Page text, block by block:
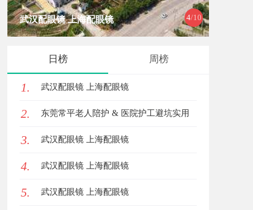
4/10
武汉配眼镜 上海配眼镜
日榜 周榜
1. 武汉配眼镜 上海配眼镜
2. 东莞常平老人陪护 & 医院护工避坑实用
指南
3. 武汉配眼镜 上海配眼镜
4. 武汉配眼镜 上海配眼镜
5. 武汉配眼镜 上海配眼镜